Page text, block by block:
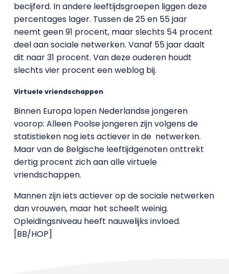
becijferd. In andere leeftijdsgroepen liggen deze
percentages lager. Tussen de 25 en 55 jaar
neemt geen 91 procent, maar slechts 54 procent
deel aan sociale netwerken. Vanaf 55 jaar daalt
dit naar 31 procent. Van deze ouderen houdt
slechts vier procent een weblog bij.
Virtuele vriendschappen
Binnen Europa lopen Nederlandse jongeren
voorop: Alleen Poolse jongeren zijn volgens de
statistieken nog iets actiever in de netwerken.
Maar van de Belgische leeftijdgenoten onttrekt
dertig procent zich aan alle virtuele
vriendschappen.
Mannen zijn iets actiever op de sociale netwerken
dan vrouwen, maar het scheelt weinig.
Opleidingsniveau heeft nauwelijks invloed.
[BB/HOP]